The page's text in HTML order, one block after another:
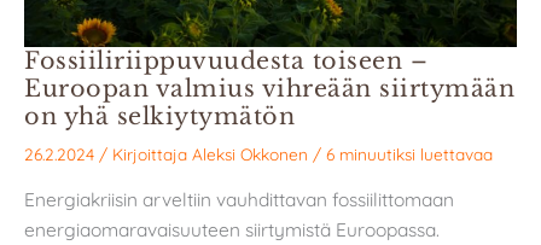
Fossiiliriippuvuudesta toiseen –
Euroopan valmius vihreään siirtymään
on yhä selkiytymätön
26.2.2024 / Kirjoittaja Aleksi Okkonen / 6 minuutiksi luettavaa
Energiakriisin arveltiin vauhdittavan fossiilittomaan
energiaomaravaisuuteen siirtymistä Euroopassa.